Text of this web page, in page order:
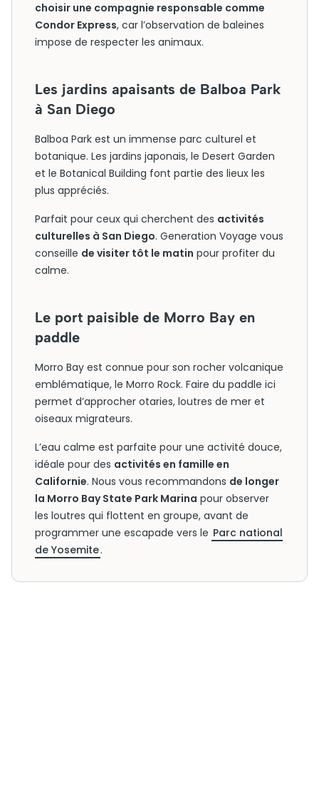
choisir une compagnie responsable comme
Condor Express, car l’observation de baleines
impose de respecter les animaux.
Les jardins apaisants de Balboa Park
à San Diego
Balboa Park est un immense parc culturel et
botanique. Les jardins japonais, le Desert Garden
et le Botanical Building font partie des lieux les
plus appréciés.
Parfait pour ceux qui cherchent des activités
culturelles à San Diego. Generation Voyage vous
conseille de visiter tôt le matin pour profiter du
calme.
Le port paisible de Morro Bay en
paddle
Morro Bay est connue pour son rocher volcanique
emblématique, le Morro Rock. Faire du paddle ici
permet d’approcher otaries, loutres de mer et
oiseaux migrateurs.
L’eau calme est parfaite pour une activité douce,
idéale pour des activités en famille en
Californie. Nous vous recommandons de longer
la Morro Bay State Park Marina pour observer
les loutres qui flottent en groupe, avant de
programmer une escapade vers le Parc national
de Yosemite.